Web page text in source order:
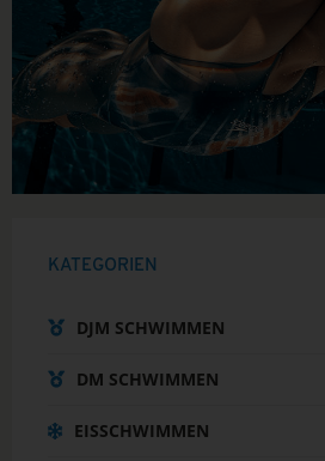
KATEGORIEN
DJM SCHWIMMEN
DM SCHWIMMEN
EISSCHWIMMEN